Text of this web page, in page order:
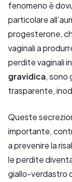
fenomeno è
particolare
progesterone,
vaginali a
perdite vaginali
gravidica, sono
trasparente,
Queste
importante,
a prevenire la
le perdite
giallo-verdastro